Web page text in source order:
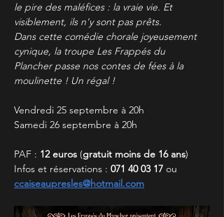
le pire des maléfices : la vraie vie. Et
visiblement, ils n'y sont pas prêts.
Dans cette comédie chorale joyeusement
cynique, la troupe Les Frappés du
Plancher passe nos contes de fées à la
moulinette ! Un régal !
Vendredi 25 septembre à 20h
Samedi 26 septembre à 20h
PAF : 12 euros (gratuit moins de 16 ans)
Infos et réservations : 071 40 03 17 ou
ccaiseaupresles@hotmail.com